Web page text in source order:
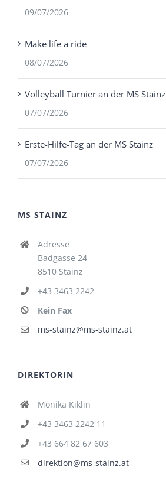
09/07/2026
Make life a ride
08/07/2026
Volleyball Turnier an der MS Stainz
07/07/2026
Erste-Hilfe-Tag an der MS Stainz
07/07/2026
MS STAINZ
Adresse
Badgasse 24
8510 Stainz
+43 3463 2242
Kein Fax
ms-stainz@ms-stainz.at
DIREKTORIN
Monika Kiklin
+43 3463 2242 11
+43 664 82 67 603
direktion@ms-stainz.at